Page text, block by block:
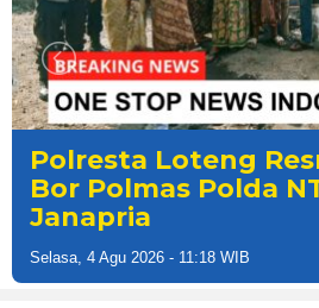
Polresta Loteng
Bor Polmas Polda
Janapria
Selasa, 4 Agu 2026 - 11:18 WIB